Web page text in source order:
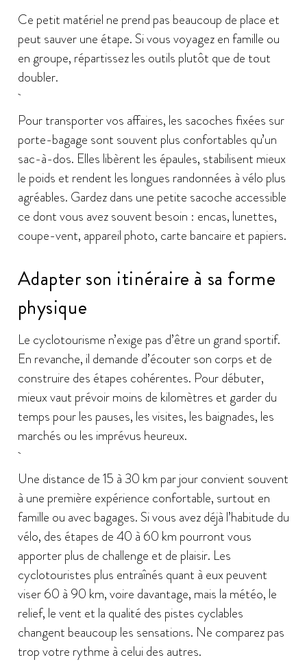
Ce petit matériel ne prend pas beaucoup de place et
peut sauver une étape. Si vous voyagez en famille ou
en groupe, répartissez les outils plutôt que de tout
doubler.
Pour transporter vos affaires, les sacoches fixées sur
porte-bagage sont souvent plus confortables qu’un
sac-à-dos. Elles libèrent les épaules, stabilisent mieux
le poids et rendent les longues randonnées à vélo plus
agréables. Gardez dans une petite sacoche accessible
ce dont vous avez souvent besoin : encas, lunettes,
coupe-vent, appareil photo, carte bancaire et papiers.
Adapter son itinéraire à sa forme
physique
Le cyclotourisme n’exige pas d’être un grand sportif.
En revanche, il demande d’écouter son corps et de
construire des étapes cohérentes. Pour débuter,
mieux vaut prévoir moins de kilomètres et garder du
temps pour les pauses, les visites, les baignades, les
marchés ou les imprévus heureux.
Une distance de 15 à 30 km par jour convient souvent
à une première expérience confortable, surtout en
famille ou avec bagages. Si vous avez déjà l’habitude du
vélo, des étapes de 40 à 60 km pourront vous
apporter plus de challenge et de plaisir. Les
cyclotouristes plus entraînés quant à eux peuvent
viser 60 à 90 km, voire davantage, mais la météo, le
relief, le vent et la qualité des pistes cyclables
changent beaucoup les sensations. Ne comparez pas
trop votre rythme à celui des autres.